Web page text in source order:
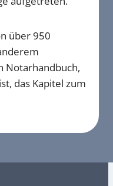
über 950
Notarhandbuch,
das Kapitel zum